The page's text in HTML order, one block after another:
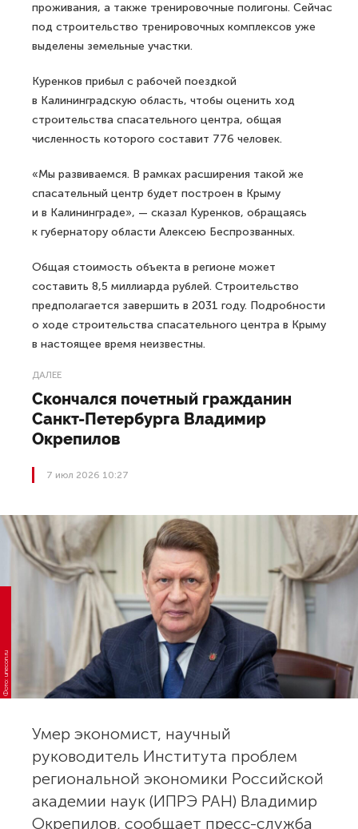
проживания, а также тренировочные полигоны. Сейчас
под строительство тренировочных комплексов уже
выделены земельные участки.
Куренков прибыл с рабочей поездкой
в Калининградскую область, чтобы оценить ход
строительства спасательного центра, общая
численность которого составит 776 человек.
«Мы развиваемся. В рамках расширения такой же
спасательный центр будет построен в Крыму
и в Калининграде», — сказал Куренков, обращаясь
к губернатору области Алексею Беспрозванных.
Общая стоимость объекта в регионе может
составить 8,5 миллиарда рублей. Строительство
предполагается завершить в 2031 году. Подробности
о ходе строительства спасательного центра в Крыму
в настоящее время неизвестны.
ДАЛЕЕ
Скончался почетный гражданин
Санкт-Петербурга Владимир
Окрепилов
7 июл 2026 10:27
Фото: unecon.ru
Умер экономист, научный
руководитель Института проблем
региональной экономики Российской
академии наук (ИПРЭ РАН) Владимир
Окрепилов, сообщает пресс-служба